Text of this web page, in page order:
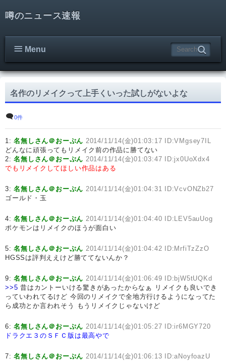
噂のニュース速報
Menu
名作のリメイクって上手くいった試しがないよな
0件
1:名無しさん＠おーぷん 2014/11/14(金)01:03:17 ID:VMgsey7IL
どんなに頑張ってもリメイク前の作品に勝てない
2:名無しさん＠おーぷん 2014/11/14(金)01:03:47 ID:jx0UoXdx4
でもリメイクしてほしい作品はある
3:名無しさん＠おーぷん 2014/11/14(金)01:04:31 ID:VcvONZb27
ゴールド・玉
4:名無しさん＠おーぷん 2014/11/14(金)01:04:40 ID:LEV5auUog
ポケモンはリメイクのほうが面白い
5:名無しさん＠おーぷん 2014/11/14(金)01:04:42 ID:MrfiTzZzO
HGSSは評判ええけど勝ててないんか？
9:名無しさん＠おーぷん 2014/11/14(金)01:06:49 ID:bjW5tUQKd
>>5 昔はカントーいける驚きがあったからなぁ リメイクも良いでき
っていわれてるけど 今回のリメイクで全地方行けるようになってた
ら成功とか言われそう もうリメイクじゃないけど
6:名無しさん＠おーぷん 2014/11/14(金)01:05:27 ID:ir6MGY720
ドラクエ３のＳＦＣ版は最高やで
7:名無しさん＠おーぷん 2014/11/14(金)01:06:13 ID:aNoyfoazU